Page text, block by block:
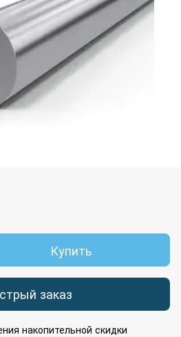
Купить
заказ
накопительной скидки